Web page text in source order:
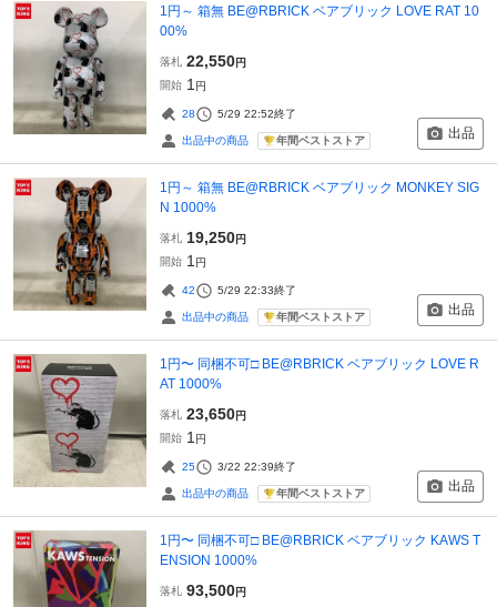
1円～ 箱無 BE@RBRICK ベアブリック LOVE RAT 10
00%
落札 22,550円
開始 1 円
28 5/29 22:52終了
出品中の商品 年間ベストストア 出品
1円～ 箱無 BE@RBRICK ベアブリック MONKEY SIG
N 1000%
落札 19,250円
開始 1 円
42 5/29 22:33終了
出品中の商品 年間ベストストア 出品
1円〜 同梱不可□ BE@RBRICK ベアブリック LOVE R
AT 1000%
落札 23,650円
開始 1 円
25 3/22 22:39終了
出品中の商品 年間ベストストア 出品
1円〜 同梱不可□ BE@RBRICK ベアブリック KAWS T
ENSION 1000%
落札 93,500円